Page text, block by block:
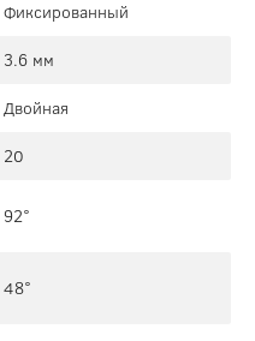
Фиксированный
3.6 мм
Двойная
20
92°
48°